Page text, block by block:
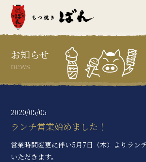
お知らせ
news
2020/05/05
ランチ営業始めました！
営業時間変更に伴い5月7日（木）よりラン
いただきます。